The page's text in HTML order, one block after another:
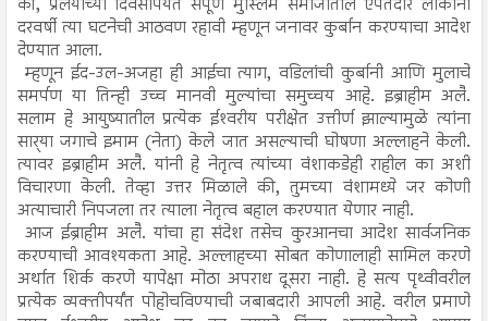
दरवर्षी त्या घटनेची आठवण रहावी म्हणून जनावर कुर्बान करण्याचा आदेश
देण्यात आला.
म्हणून ईद-उल-अजहा ही आईचा त्याग, वडिलांची कुर्बानी आणि मुलाचे
समर्पण या तिन्ही उच्च मानवी मुल्यांचा समुच्चय आहे. इब्राहीम अलै.
सलाम हे आयुष्यातील प्रत्येक ईश्‍वरीय परीक्षेत उत्तीर्ण झाल्यामुळे त्यांना
सार्‍या जगाचे इमाम (नेता) केले जात असल्याची घोषणा अल्लाहने केली.
त्यावर इब्राहीम अलै. यांनी हे नेतृत्व त्यांच्या वंशाकडेही राहील का अशी
विचारणा केली. तेव्हा उत्तर मिळाले की, तुमच्या वंशामध्ये जर कोणी
अत्याचारी निपजला तर त्याला नेतृत्व बहाल करण्यात येणार नाही.
आज ईब्राहीम अलै. यांचा हा संदेश तसेच कुरआनचा आदेश सार्वजनिक
करण्याची आवश्यकता आहे. अल्लाहच्या सोबत कोणालाही सामिल करणे
अर्थात शिर्क करणे यापेक्षा मोठा अपराध दूसरा नाही. हे सत्य पृथ्वीवरील
प्रत्येक व्यक्तीपर्यंत पोहोचविण्याची जबाबदारी आपली आहे. वरील प्रमाणे